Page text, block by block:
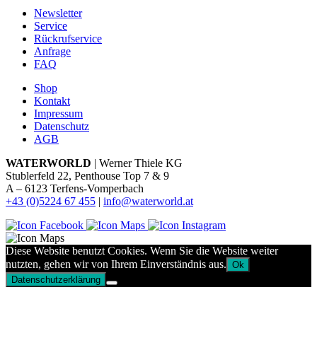
Newsletter
Service
Rückrufservice
Anfrage
FAQ
Shop
Kontakt
Impressum
Datenschutz
AGB
WATERWORLD | Werner Thiele KG
Stublerfeld 22, Penthouse Top 7 & 9
A – 6123 Terfens-Vomperbach
+43 (0)5224 67 455 | info@waterworld.at
Diese Website benutzt Cookies. Wenn Sie die Website weiter
nutzten, gehen wir von Ihrem Einverständnis aus. Ok
Datenschutzerklärung